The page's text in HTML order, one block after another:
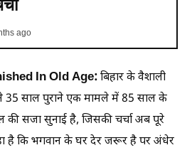
ago
In Old Age:बिहार के वैशाली
35 साल पुराने एक मामले में 85 साल के
की सजा सुनाई है, जिसकी चर्चा अब पूरे
है कि भगवान के घर देर जरूर है पर अंधेर